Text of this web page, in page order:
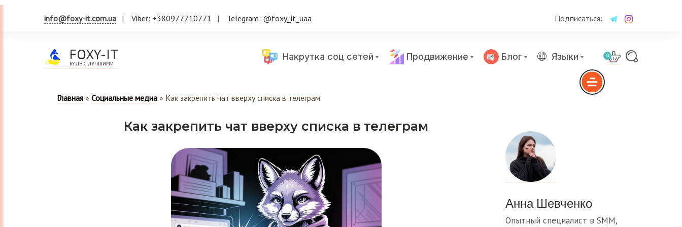
info@foxy-it.com.ua Viber: +380977710771 Telegram: @foxy_it_uaa Подписаться:
FOXY-IT
БУДЬ С ЛУЧШИМИ
Накрутка соц сетей Продвижение Блог Языки
Главная » Социальные медиа » Как закрепить чат вверху списка в телеграм
Как закрепить чат вверху списка в телеграм
Анна Шевченко
Опытный специалист в SMM,